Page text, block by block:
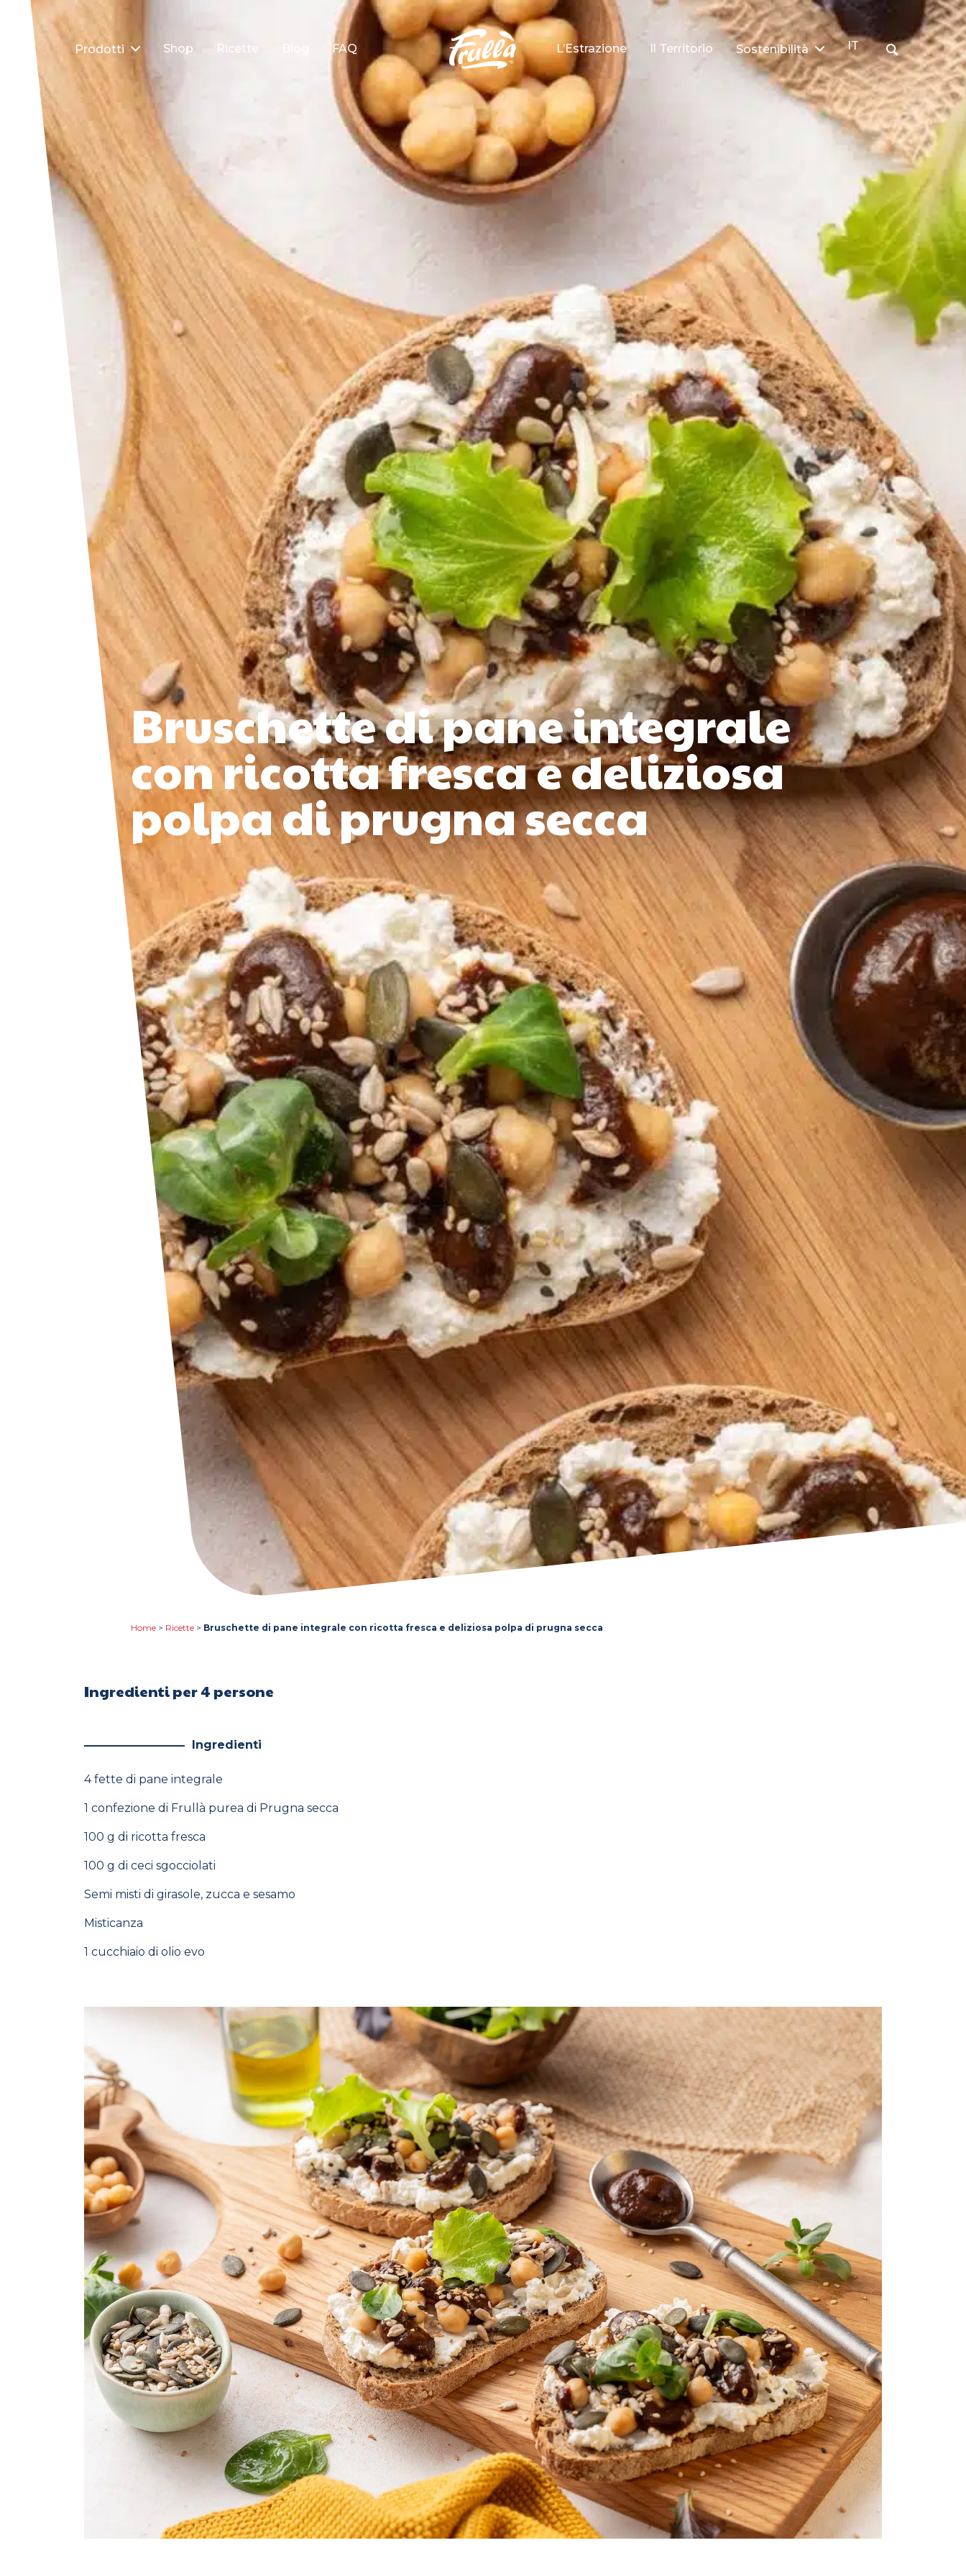
Prodotti Shop Ricette FAQ L’Estrazione Il Territorio Sostenibilità IT
Bruschette di pane integrale
con ricotta fresca e deliziosa
polpa di prugna secca
Home > Ricette > Bruschette di pane integrale con ricotta fresca e deliziosa polpa di prugna secca
Ingredienti per 4 persone
Ingredienti
4 fette di pane integrale
1 confezione di Frullà purea di Prugna secca
100 g di ricotta fresca
100 g di ceci sgocciolati
Semi misti di girasole, zucca e sesamo
Misticanza
1 cucchiaio di olio evo